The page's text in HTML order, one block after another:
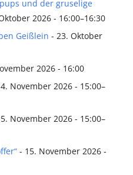
und der gruselige
2026 - 16:00–16:30
Geißlein - 23. Oktober
2026 - 16:00
November 2026 - 15:00–
November 2026 - 15:00–
- 15. November 2026 -